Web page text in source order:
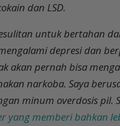
dan LSD.
untuk bertahan
depresi dan
akan pernah bisa
narkoba. Saya
minum overdosis pil.
yang memberi bahkan